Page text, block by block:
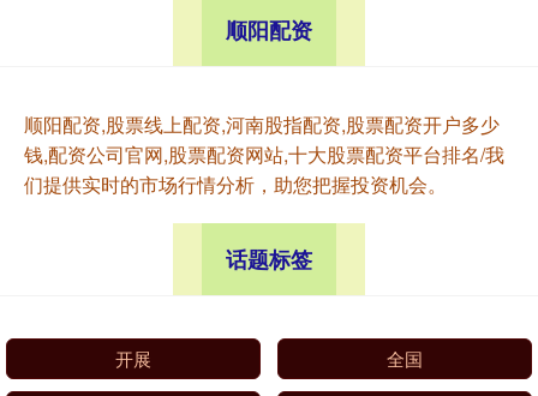
顺阳配资
顺阳配资,股票线上配资,河南股指配资,股票配资开户多少
钱,配资公司官网,股票配资网站,十大股票配资平台排名/我
们提供实时的市场行情分析，助您把握投资机会。
话题标签
开展 全国